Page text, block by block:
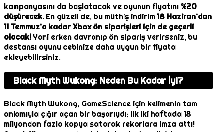
kampanyasını da başlatacak ve oyunun fiyatını %20
düşürecek. En güzeli de, bu müthiş indirim18 Haziran’dan
11 Temmuz’a kadar Xbox ön siparişleri için de geçerli
olacak! Yani erken davranıp ön sipariş verirseniz, bu
destansı oyunu cebinize daha uygun bir fiyata
ekleyebilirsiniz.
Black Myth Wukong: Neden Bu Kadar İyi?
Black Myth Wukong, GameScience için kelimenin tam
anlamıyla çığır açan bir başarıydı; ilk iki haftada 18
milyondan fazla kopya satarak rekorlara imza attı!